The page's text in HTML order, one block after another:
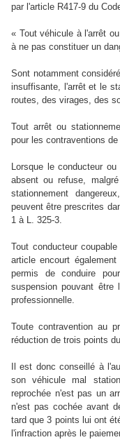
par l'article R417-9 du
« Tout véhicule à l'arrêt
à ne pas constituer un
Sont notamment
insuffisante, l'arrêt et le
routes, des virages, des
Tout arrêt ou
pour les contraventions
Lorsque le conducteur
absent ou refuse,
stationnement
peuvent être prescrites
1 à L. 325-3.
Tout conducteur
article encourt
permis de conduire
suspension pouvant
professionnelle.
Toute contravention au
réduction de trois points
Il est donc conseillé à
son véhicule mal
reprochée n'est pas un
n'est pas cochée avant
tard que 3 points lui ont
l'infraction après le